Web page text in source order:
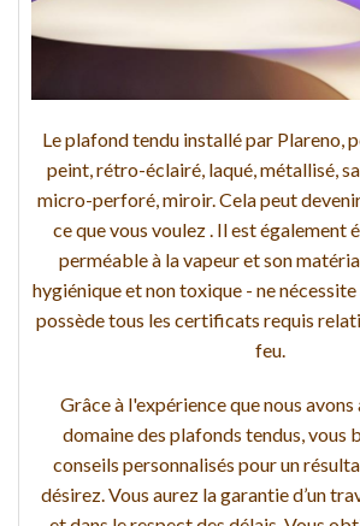
Le plafond tendu installé par Plareno,
peint, rétro-éclairé, laqué, métallisé,
micro-perforé, miroir. Cela peut
ce que vous voulez . Il est également
perméable à la vapeur et son
hygiénique et non toxique - ne
possède tous les certificats requis
feu.
Grâce à l'expérience que nous avons
domaine des plafonds tendus, vous
conseils personnalisés pour un
désirez. Vous aurez la garantie d’un